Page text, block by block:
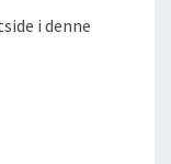
i denne